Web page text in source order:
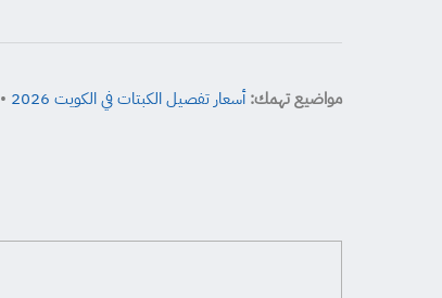
مواضيع تهمك: أسعار تفصيل الكبتات في الكويت 2026 •